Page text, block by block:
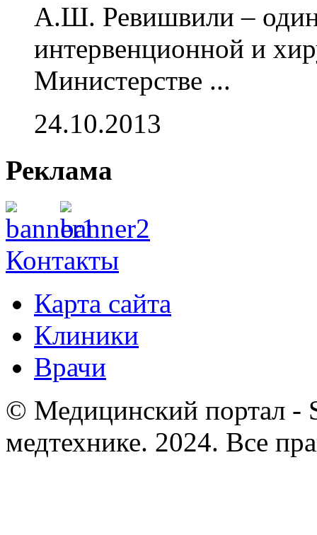
А.Ш. Ревишвили – один
интервенционной и
Министерстве ...
24.10.2013
Реклама
Контакты
Карта сайта
Клиники
Врачи
© Медицинский портал -
медтехнике. 2024. Все